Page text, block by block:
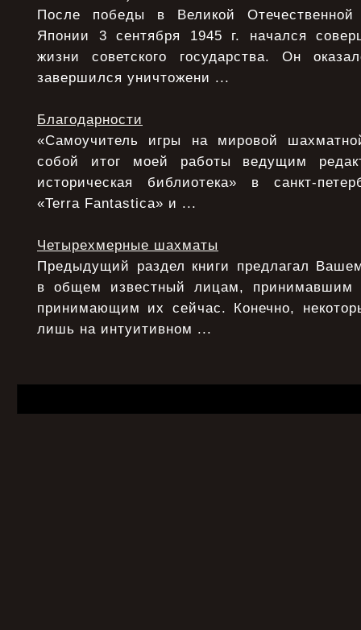
После победы в Великой
Японии 3 сентября 1945 г. начался
жизни советского государства. Он
завершился уничтожени ...
Благодарности
«Самоучитель игры на мировой
собой итог моей работы ведущим
историческая библиотека» в санкт-
«Terra Fantastica» и ...
Четырехмерные шахматы
Предыдущий раздел книги предлагал
в общем известный лицам,
принимающим их сейчас. Конечно,
лишь на интуитивном ...